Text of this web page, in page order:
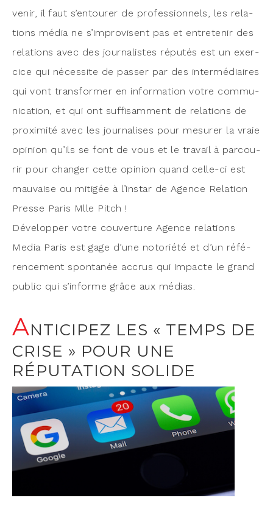
ve­nir, il faut s’entourer de pro­fes­sion­nels, les rela­
tions média ne s’improvisent pas et entre­te­nir des
rela­tions avec des jour­na­listes répu­tés est un exer­
cice qui néces­site de pas­ser par des inter­mé­diaires
qui vont trans­for­mer en infor­ma­tion votre com­mu­
ni­ca­tion, et qui ont suf­fi­sam­ment de rela­tions de
proxi­mi­té avec les jour­na­lises pour mesu­rer la vraie
opi­nion qu’ils se font de vous et le tra­vail à par­cou­
rir pour chan­ger cette opi­nion quand celle-ci est
mau­vaise ou miti­gée à l’instar de Agence Rela­tion
Presse Paris Mlle Pitch !
Déve­lop­per votre cou­ver­ture Agence rela­tions
Media Paris est gage d’une noto­rié­té et d’un réfé­
ren­ce­ment spon­ta­née accrus qui impacte le grand
public qui s’informe grâce aux médias.
ANTICIPEZ LES « TEMPS DE
CRISE » POUR UNE
RÉPUTATION SOLIDE